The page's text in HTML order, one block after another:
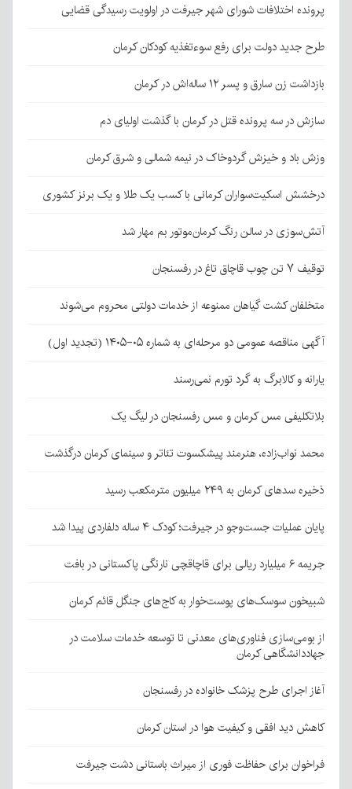
پرونده اختلافات شورای شهر جیرفت در اولویت رسیدگی قضایی
طرح جدید دولت برای رفع سوءتغذیه کودکان کرمان
بازداشت زن سارق و پسر ۱۲ ساله‌اش در کرمان
سازش در سه پرونده قتل در کرمان با گذشت اولیای دم
وزش باد و خیزش گردوخاک در نیمه شمالی و شرق کرمان
درخشش اسکیت‌سواران کرمانی با کسب یک طلا و یک برنز کشوری
آتش‌سوزی در سالن رنگ کرمان‌موتور بم مهار شد
توقیف ۷ تن چوب قاچاق تاغ در رفسنجان
متخلفان کشت گیاهان ممنوعه از خدمات دولتی محروم می‌شوند
آگهی مناقصه عمومی دو مرحله‌ای به شماره ۰۵-۱۴۰۵ (تجدید اول)
یارانه و کالابرگ به گرد تورم نمی‌رسند
بلاتکلیفی مس کرمان و مس رفسنجان در لیگ یک
محمد نواب‌زاده، هنرمند پیشکسوت تئاتر و سینمای کرمان درگذشت
ذخیره سدهای کرمان به ۲۴۹ میلیون مترمکعب رسید
پایان عملیات جست‌وجو در جیرفت؛ کودک ۴ ساله دلفاردی پیدا شد
جریمه ۶ میلیارد ریالی برای قاچاقچی نارنگی پاکستانی در بافت
شبیخون سوسک‌های پوست‌خوار به کاج‌های جنگل قائم کرمان
از بومی‌سازی فناوری‌های معدنی تا توسعه خدمات سلامت در
جهاددانشگاهی کرمان
آغاز اجرای طرح پزشک خانواده در رفسنجان
کاهش دید افقی و کیفیت هوا در استان کرمان
فراخوان برای حفاظت فوری از میراث باستانی دشت جیرفت